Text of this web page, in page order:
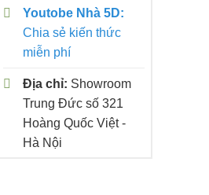
Youtobe Nhà 5D:
Chia sẻ kiến thức
miễn phí
Địa chỉ: Showroom
Trung Đức số 321
Hoàng Quốc Việt -
Hà Nội